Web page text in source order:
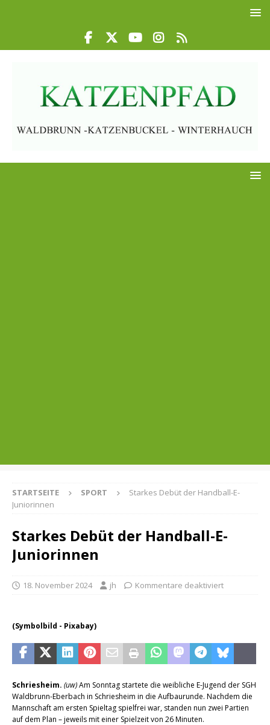
STARTSEITE SPORT
Starkes Debüt der Handball-E-
Juniorinnen
Starkes Debüt der Handball-E-
Juniorinnen
18. November 2024 jh Kommentare deaktiviert
(Symbolbild - Pixabay)
Schriesheim. (uw)Am Sonntag startete die weibliche E-Jugend der SGH
Waldbrunn-Eberbach in Schriesheim in die Aufbaurunde. Nachdem die
Mannschaft am ersten Spieltag spielfrei war, standen nun zwei Partien
auf dem Plan – jeweils mit einer Spielzeit von 26 Minuten.